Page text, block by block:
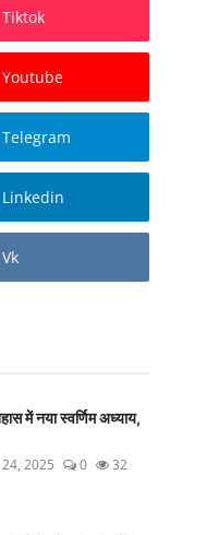
Tiktok
Youtube
Telegram
Linkedin
Vk
में नया स्वर्णिम अध्याय,
2025 0 32